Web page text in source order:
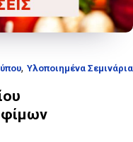
, Υλοποιημένα Σεμινάρια